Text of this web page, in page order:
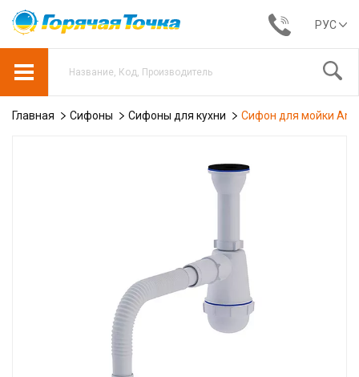
РУС
Главная Сифоны Сифоны для кухни Сифон для мойки Ani